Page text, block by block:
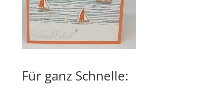
Für ganz Schnelle: